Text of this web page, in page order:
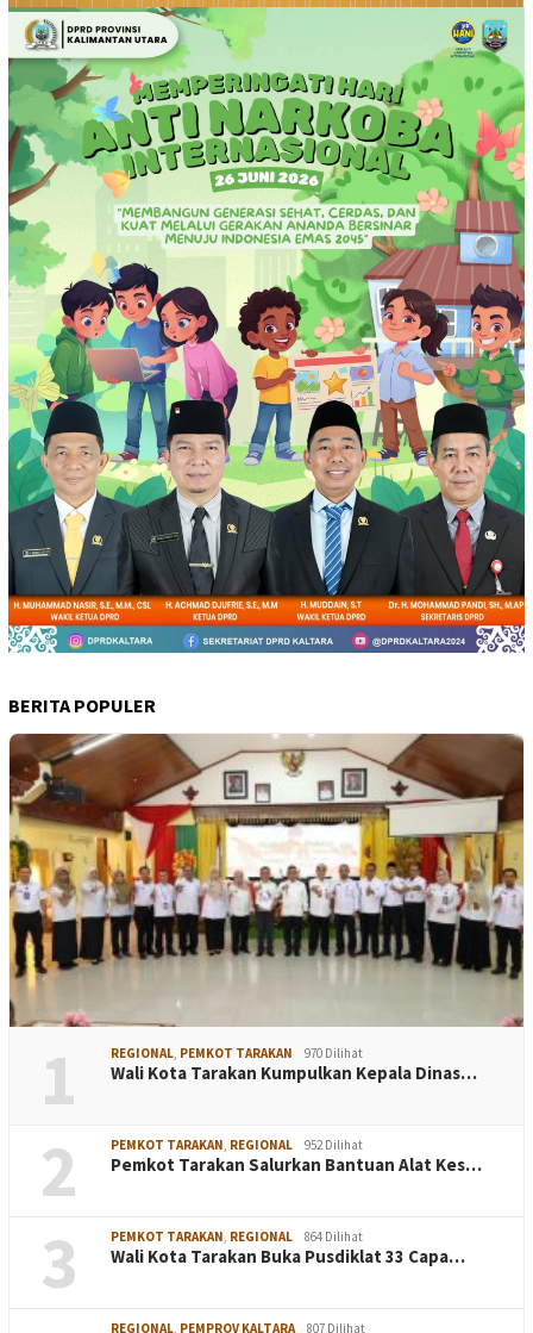
BERITA POPULER
1 REGIONAL, PEMKOT TARAKAN 970 Dilihat
Wali Kota Tarakan Kumpulkan Kepala Dinas…
2 PEMKOT TARAKAN, REGIONAL 952 Dilihat
Pemkot Tarakan Salurkan Bantuan Alat Kes…
3 PEMKOT TARAKAN, REGIONAL 864 Dilihat
Wali Kota Tarakan Buka Pusdiklat 33 Capa…
REGIONAL, PEMPROV KALTARA 807 Dilihat